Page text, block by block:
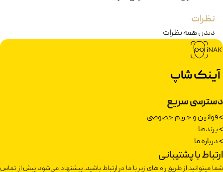
نظرات
دیدن همه نظرات
آینک شاپ
دسترسی سریع
>قوانین و حریم خصوصی
>برندها
>درباره ما
ارتباط با پشتیبانی
شما میتوانید از طریق راه های زیر با ما در ارتباط باشید. پیشنهاد می‌شود پیش از تماس